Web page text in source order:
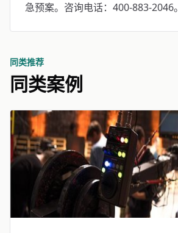
急预案。咨询电话：400-883-2046。
同类推荐
同类案例